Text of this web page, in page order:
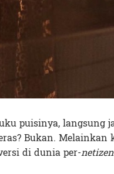
puisinya, langsung
Bukan.
di dunia per-netizen